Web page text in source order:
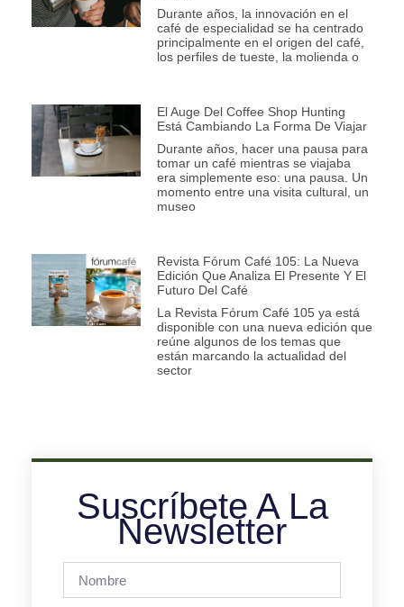
Durante años, la innovación en el
café de especialidad se ha centrado
principalmente en el origen del café,
los perfiles de tueste, la molienda o
El Auge Del Coffee Shop Hunting
Está Cambiando La Forma De Viajar
Durante años, hacer una pausa para
tomar un café mientras se viajaba
era simplemente eso: una pausa. Un
momento entre una visita cultural, un
museo
Revista Fórum Café 105: La Nueva
Edición Que Analiza El Presente Y El
Futuro Del Café
La Revista Fórum Café 105 ya está
disponible con una nueva edición que
reúne algunos de los temas que
están marcando la actualidad del
sector
Suscríbete A La
Newsletter